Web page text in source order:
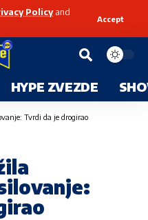
Policyand
Accept
HYPE ZVEZDE
Tvrdi da je drogirao